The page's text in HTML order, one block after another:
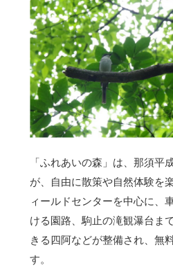
「ふれあいの森」は、那須平
が、自由に散策や自然体験を
ィールドセンターを中心に、
ける園路、駒止の滝観瀑台ま
きる四阿などが整備され、無
す。